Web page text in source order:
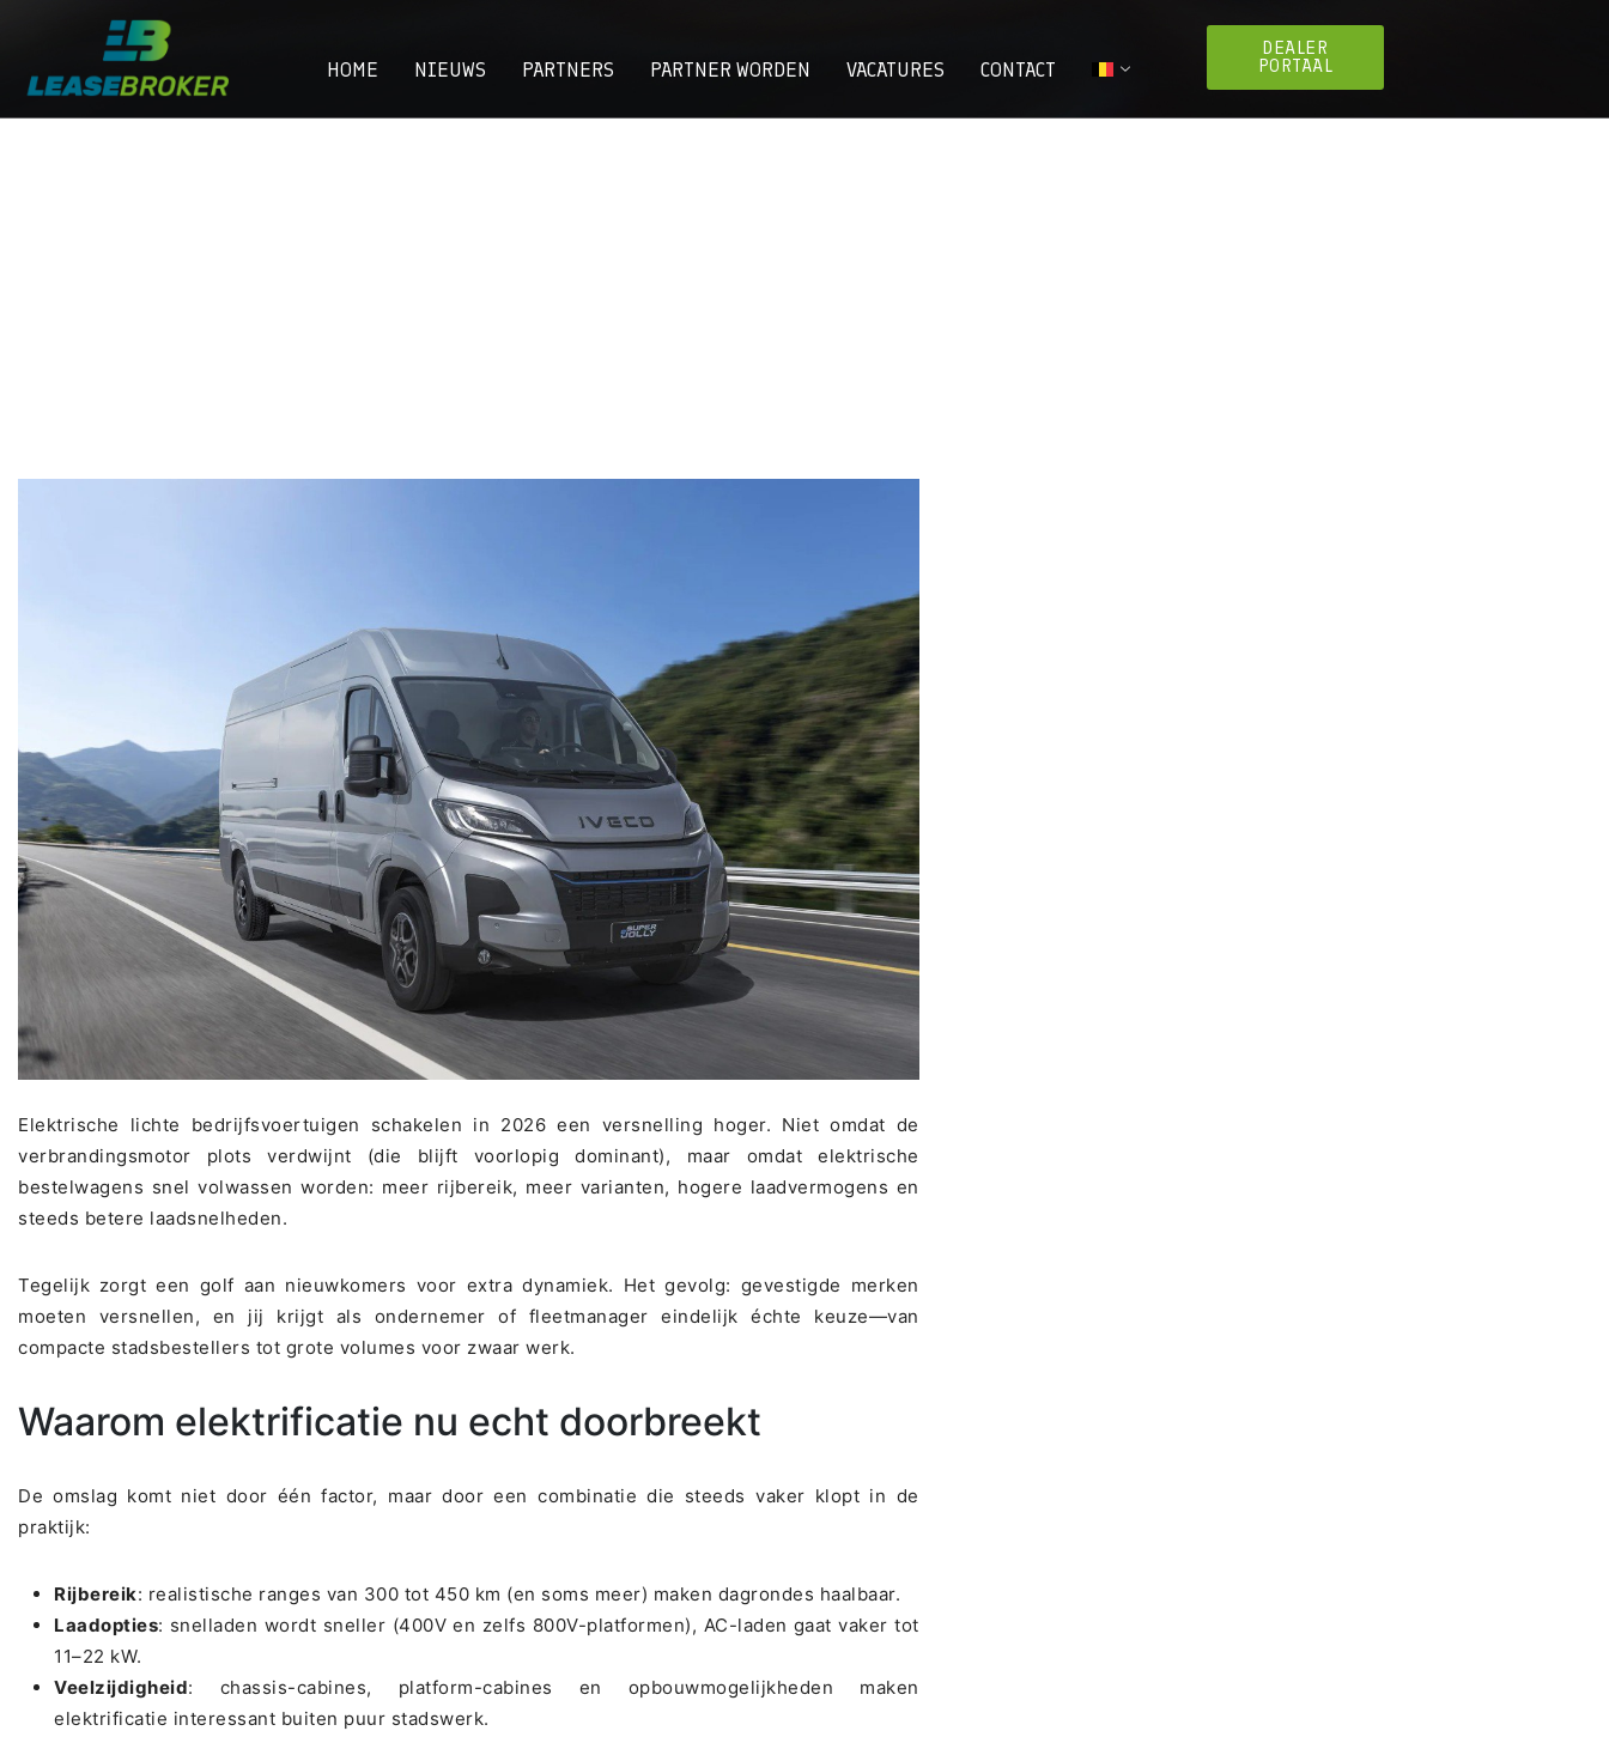
HOME NIEUWS PARTNERS PARTNER WORDEN VACATURES CONTACT
DEALER
PORTAAL
Elektrische lichte bedrijfsvoertuigen schakelen in 2026 een versnelling hoger. Niet omdat de
verbrandingsmotor plots verdwijnt (die blijft voorlopig dominant), maar omdat elektrische
bestelwagens snel volwassen worden: meer rijbereik, meer varianten, hogere laadvermogens en
steeds betere laadsnelheden.
Tegelijk zorgt een golf aan nieuwkomers voor extra dynamiek. Het gevolg: gevestigde merken
moeten versnellen, en jij krijgt als ondernemer of fleetmanager eindelijk échte keuze—van
compacte stadsbestellers tot grote volumes voor zwaar werk.
Waarom elektrificatie nu echt doorbreekt
De omslag komt niet door één factor, maar door een combinatie die steeds vaker klopt in de
praktijk:
Rijbereik: realistische ranges van 300 tot 450 km (en soms meer) maken dagrondes haalbaar.
Laadopties: snelladen wordt sneller (400V en zelfs 800V-platformen), AC-laden gaat vaker tot
11–22 kW.
Veelzijdigheid: chassis-cabines, platform-cabines en opbouwmogelijkheden maken
elektrificatie interessant buiten puur stadswerk.